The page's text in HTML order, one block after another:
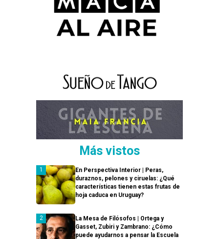
Más vistos
En Perspectiva Interior | Peras,
duraznos, pelones y ciruelas: ¿Qué
características tienen estas frutas de
hoja caduca en Uruguay?
La Mesa de Filósofos | Ortega y
Gasset, Zubiri y Zambrano: ¿Cómo
puede ayudarnos a pensar la Escuela